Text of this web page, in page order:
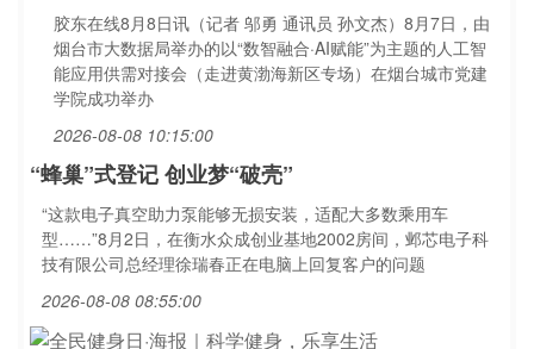
胶东在线8月8日讯（记者 邬勇 通讯员 孙文杰）8月7日，由
烟台市大数据局举办的以“数智融合·AI赋能”为主题的人工智
能应用供需对接会（走进黄渤海新区专场）在烟台城市党建
学院成功举办
2026-08-08 10:15:00
“蜂巢”式登记 创业梦“破壳”
“这款电子真空助力泵能够无损安装，适配大多数乘用车
型……”8月2日，在衡水众成创业基地2002房间，邺芯电子科
技有限公司总经理徐瑞春正在电脑上回复客户的问题
2026-08-08 08:55:00